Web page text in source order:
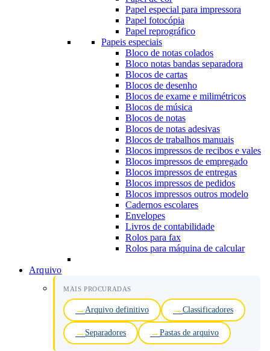
Papel especial para impressora
Papel fotocópia
Papel reprográfico
Papeis especiais
Bloco de notas colados
Bloco notas bandas separadora
Blocos de cartas
Blocos de desenho
Blocos de exame e milimétricos
Blocos de música
Blocos de notas
Blocos de notas adesivas
Blocos de trabalhos manuais
Blocos impressos de recibos e vales
Blocos impressos de empregado
Blocos impressos de entregas
Blocos impressos de pedidos
Blocos impressos outros modelo
Cadernos escolares
Envelopes
Livros de contabilidade
Rolos para fax
Rolos para máquina de calcular
Arquivo
MAIS PROCURADAS
Arquivo definitivo Classificadores
Separadores Pastas de arquivo